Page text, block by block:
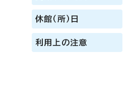
休館（所）日
利用上の注意